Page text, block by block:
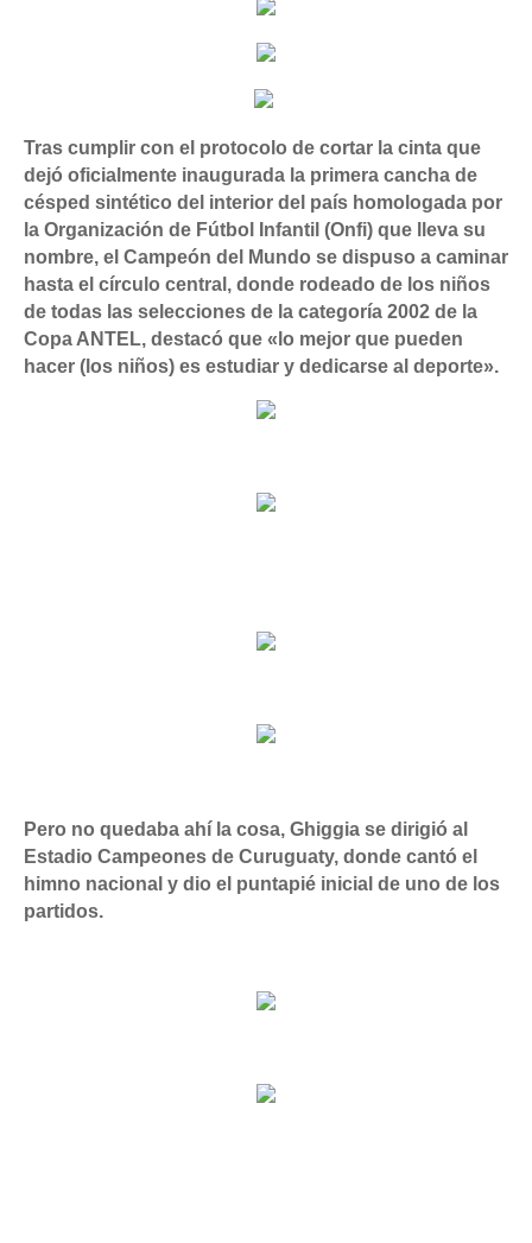
Tras cumplir con el protocolo de cortar la cinta que
dejó oficialmente inaugurada la primera cancha de
césped sintético del interior del país homologada por
la Organización de Fútbol Infantil (Onfi) que lleva su
nombre, el Campeón del Mundo se dispuso a caminar
hasta el círculo central, donde rodeado de los niños
de todas las selecciones de la categoría 2002 de la
Copa ANTEL, destacó que «lo mejor que pueden
hacer (los niños) es estudiar y dedicarse al deporte».
Pero no quedaba ahí la cosa, Ghiggia se dirigió al
Estadio Campeones de Curuguaty, donde cantó el
himno nacional y dio el puntapié inicial de uno de los
partidos.